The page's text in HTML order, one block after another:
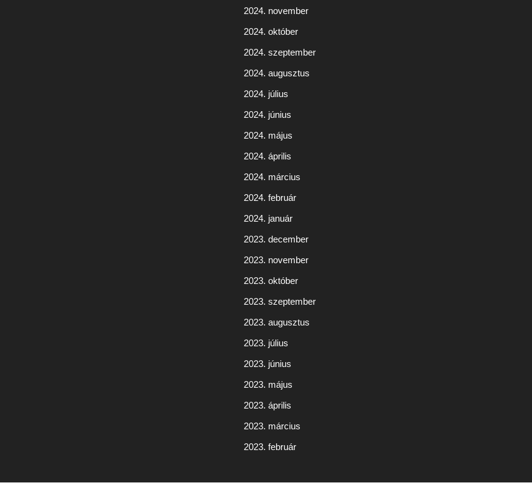
2024. november
2024. október
2024. szeptember
2024. augusztus
2024. július
2024. június
2024. május
2024. április
2024. március
2024. február
2024. január
2023. december
2023. november
2023. október
2023. szeptember
2023. augusztus
2023. július
2023. június
2023. május
2023. április
2023. március
2023. február